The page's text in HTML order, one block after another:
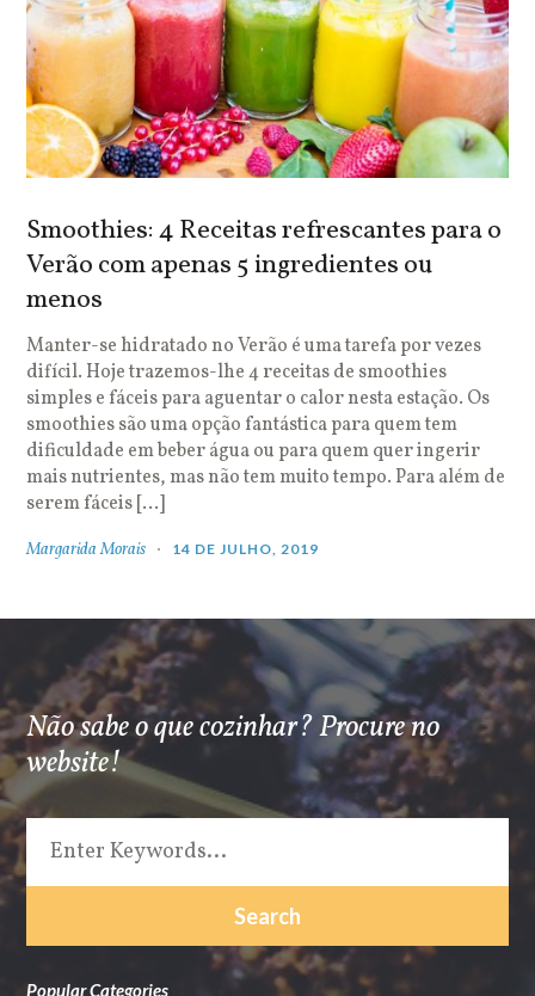
Smoothies: 4 Receitas refrescantes para o
Verão com apenas 5 ingredientes ou
menos
Manter-se hidratado no Verão é uma tarefa por vezes
difícil. Hoje trazemos-lhe 4 receitas de smoothies
simples e fáceis para aguentar o calor nesta estação. Os
smoothies são uma opção fantástica para quem tem
dificuldade em beber água ou para quem quer ingerir
mais nutrientes, mas não tem muito tempo. Para além de
serem fáceis […]
Margarida Morais 14 DE JULHO, 2019
Não sabe o que cozinhar? Procure no
website!
Popular Categories